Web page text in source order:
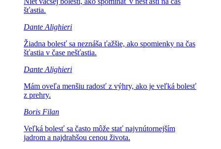
šťastia.
Dante Alighieri
Žiadna bolesť sa neznáša ťažšie, ako spomienky na čas
šťastia v čase nešťastia.
Dante Alighieri
Mám oveľa menšiu radosť z výhry, ako je veľká bolesť
z prehry.
Boris Filan
Veľká bolesť sa často môže stať najvnútornejším
jadrom a najdrahšou cenou života.